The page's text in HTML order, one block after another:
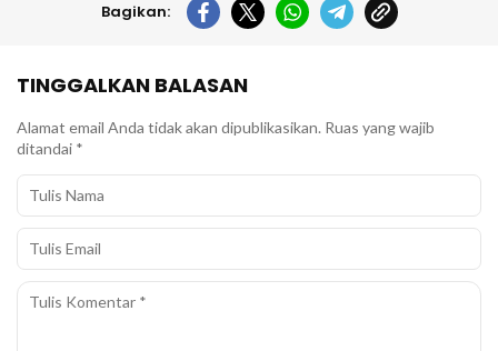
Bagikan:
TINGGALKAN BALASAN
Alamat email Anda tidak akan dipublikasikan. Ruas yang wajib
ditandai *